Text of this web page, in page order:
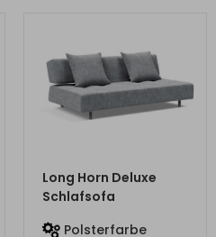
Long Horn Deluxe
Schlafsofa
Polsterfarbe